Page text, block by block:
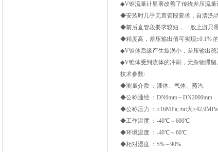
◆V锥流量计显著改善了传统差压流
◆安装时几乎无直管段要求，自清洗
◆前后直管段要求较短，一般上游只
◆精度高，差压输出值可实现±0.1%
◆V锥体后缘产生旋涡小，差压输出稳
◆V锥体受到流体的冲刷，无杂物滞留
技术参数:
◆测量介质 ：液体、气体、蒸汽
◆公称通经 ：DN6mm～DN2000mm
◆公称压力 ：≤16MPa; zui大≤42.0MPa
◆工作温度 ：-40℃～600℃
◆环境温度 ：-40℃～60℃
◆相对湿度 ：5%～90%